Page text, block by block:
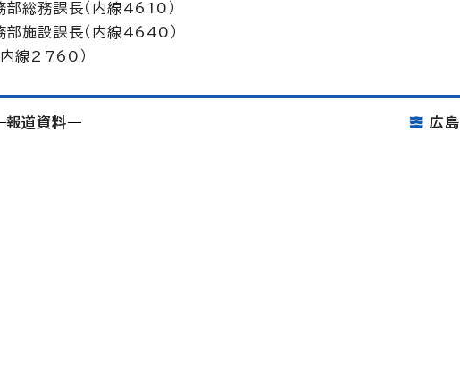
総務課長（内線4610）
施設課長（内線4640）
内線2760）
報道資料 広